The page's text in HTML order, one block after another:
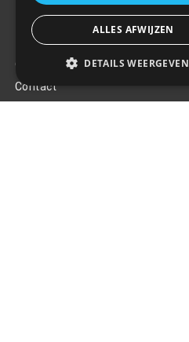
Klantenservice
Over ons
Contact
ALLES AFWIJZEN
DETAILS WEERGEVEN